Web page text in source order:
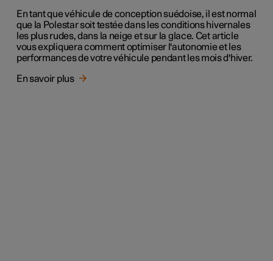
En tant que véhicule de conception suédoise, il est normal
que la Polestar soit testée dans les conditions hivernales
les plus rudes, dans la neige et sur la glace. Cet article
vous expliquera comment optimiser l'autonomie et les
performances de votre véhicule pendant les mois d'hiver.
En savoir plus